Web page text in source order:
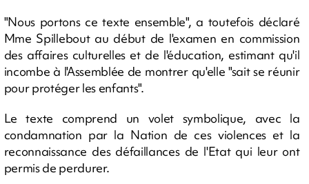
"Nous portons ce texte ensemble", a toutefois déclaré
Mme Spillebout au début de l'examen en commission
des affaires culturelles et de l'éducation, estimant qu'il
incombe à l'Assemblée de montrer qu'elle "sait se réunir
pour protéger les enfants".
Le texte comprend un volet symbolique, avec la
condamnation par la Nation de ces violences et la
reconnaissance des défaillances de l'Etat qui leur ont
permis de perdurer.